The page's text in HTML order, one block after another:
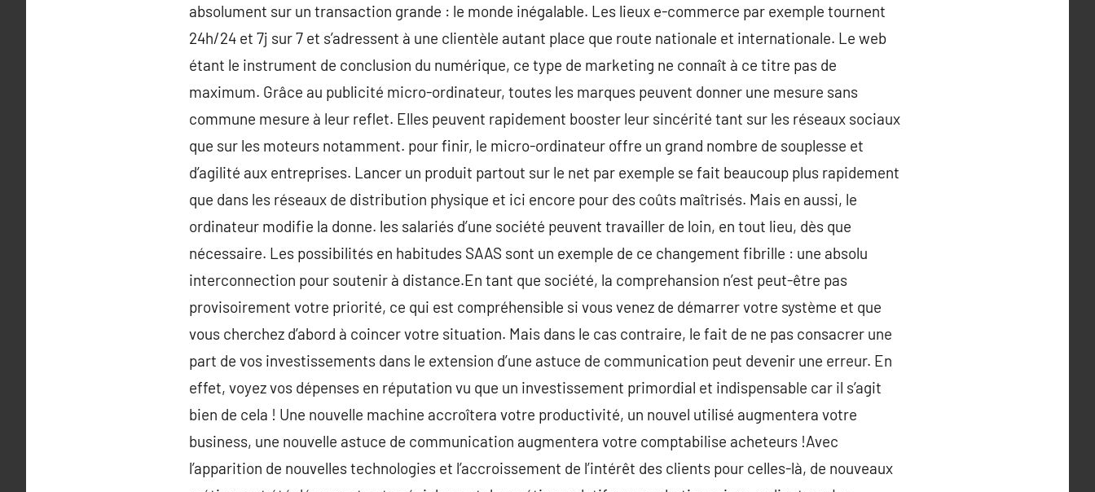
absolument sur un transaction grande : le monde inégalable. Les lieux e-commerce par exemple tournent
24h/24 et 7j sur 7 et s’adressent à une clientèle autant place que route nationale et internationale. Le web
étant le instrument de conclusion du numérique, ce type de marketing ne connaît à ce titre pas de
maximum. Grâce au publicité micro-ordinateur, toutes les marques peuvent donner une mesure sans
commune mesure à leur reflet. Elles peuvent rapidement booster leur sincérité tant sur les réseaux sociaux
que sur les moteurs notamment. pour finir, le micro-ordinateur offre un grand nombre de souplesse et
d’agilité aux entreprises. Lancer un produit partout sur le net par exemple se fait beaucoup plus rapidement
que dans les réseaux de distribution physique et ici encore pour des coûts maîtrisés. Mais en aussi, le
ordinateur modifie la donne. les salariés d’une société peuvent travailler de loin, en tout lieu, dès que
nécessaire. Les possibilités en habitudes SAAS sont un exemple de ce changement fibrille : une absolu
interconnection pour soutenir à distance.En tant que société, la comprehansion n’est peut-être pas
provisoirement votre priorité, ce qui est compréhensible si vous venez de démarrer votre système et que
vous cherchez d’abord à coincer votre situation. Mais dans le cas contraire, le fait de ne pas consacrer une
part de vos investissements dans le extension d’une astuce de communication peut devenir une erreur. En
effet, voyez vos dépenses en réputation vu que un investissement primordial et indispensable car il s’agit
bien de cela ! Une nouvelle machine accroîtera votre productivité, un nouvel utilisé augmentera votre
business, une nouvelle astuce de communication augmentera votre comptabilise acheteurs !Avec
l’apparition de nouvelles technologies et l’accroissement de l’intérêt des clients pour celles-là, de nouveaux